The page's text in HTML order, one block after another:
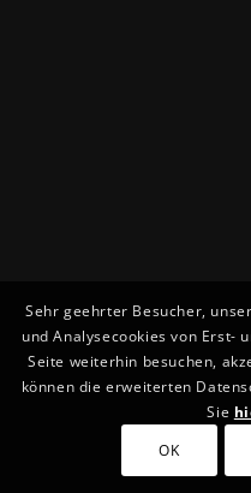
Sehr geehrter Besucher,
und Analysecookies von Erst-
Seite weiterhin besuchen,
können die erweiterten
Sie
OK